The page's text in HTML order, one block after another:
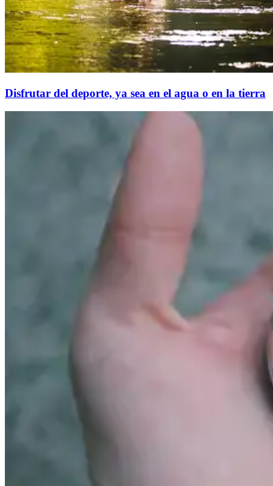
Disfrutar del deporte, ya sea en el agua o en la tierra